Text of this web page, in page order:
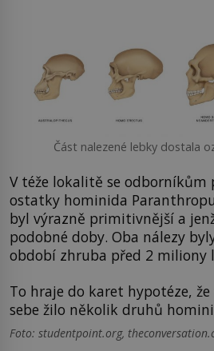
Část nalezené lebky dostala
V téže lokalitě se
ostatky hominida
byl výrazně primitivnější a
podobné doby. Oba nálezy
období zhruba před 2 miliony
To hraje do karet hypotéze,
sebe žilo několik druhů
Foto: studentpoint.org,